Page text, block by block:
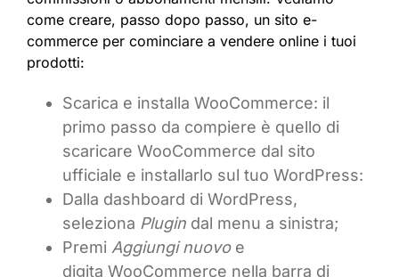
come creare, passo dopo passo, un sito e-
commerce per cominciare a vendere online i tuoi
prodotti:
Scarica e installa WooCommerce: il
primo passo da compiere è quello di
scaricare WooCommerce dal sito
ufficiale e installarlo sul tuo WordPress:
Dalla dashboard di WordPress,
seleziona Plugin dal menu a sinistra;
Premi Aggiungi nuovo e
digita WooCommerce nella barra di